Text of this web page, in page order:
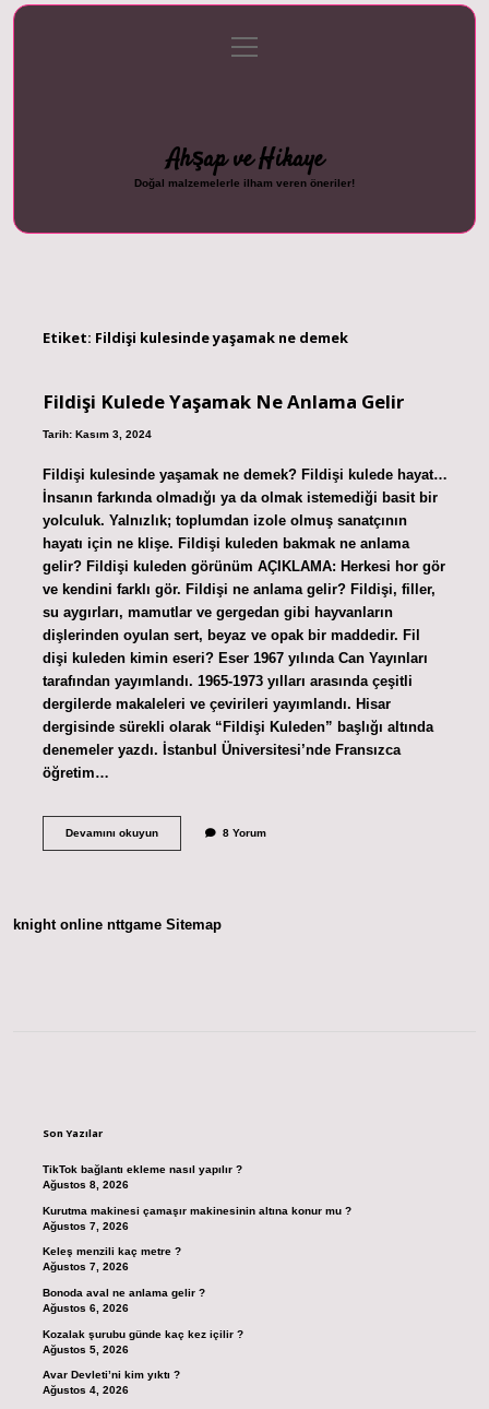
Gizlilik Politikası
menüyü
aç
Ahşap ve Hikaye
Doğal malzemelerle ilham veren öneriler!
Etiket: Fildişi kulesinde yaşamak ne demek
Fildişi Kulede Yaşamak Ne Anlama Gelir
Tarih: Kasım 3, 2024
Fildişi kulesinde yaşamak ne demek? Fildişi kulede hayat…
İnsanın farkında olmadığı ya da olmak istemediği basit bir
yolculuk. Yalnızlık; toplumdan izole olmuş sanatçının
hayatı için ne klişe. Fildişi kuleden bakmak ne anlama
gelir? Fildişi kuleden görünüm AÇIKLAMA: Herkesi hor gör
ve kendini farklı gör. Fildişi ne anlama gelir? Fildişi, filler,
su aygırları, mamutlar ve gergedan gibi hayvanların
dişlerinden oyulan sert, beyaz ve opak bir maddedir. Fil
dişi kuleden kimin eseri? Eser 1967 yılında Can Yayınları
tarafından yayımlandı. 1965-1973 yılları arasında çeşitli
dergilerde makaleleri ve çevirileri yayımlandı. Hisar
dergisinde sürekli olarak “Fildişi Kuleden” başlığı altında
denemeler yazdı. İstanbul Üniversitesi’nde Fransızca
öğretim…
Devamını okuyunFildişi
8 Yorum
knight online nttgame Sitemap
Son Yazılar
TikTok bağlantı ekleme nasıl yapılır ?
Ağustos 8, 2026
Kurutma makinesi çamaşır makinesinin altına konur mu ?
Ağustos 7, 2026
Keleş menzili kaç metre ?
Ağustos 7, 2026
Bonoda aval ne anlama gelir ?
Ağustos 6, 2026
Kozalak şurubu günde kaç kez içilir ?
Ağustos 5, 2026
Avar Devleti’ni kim yıktı ?
Ağustos 4, 2026